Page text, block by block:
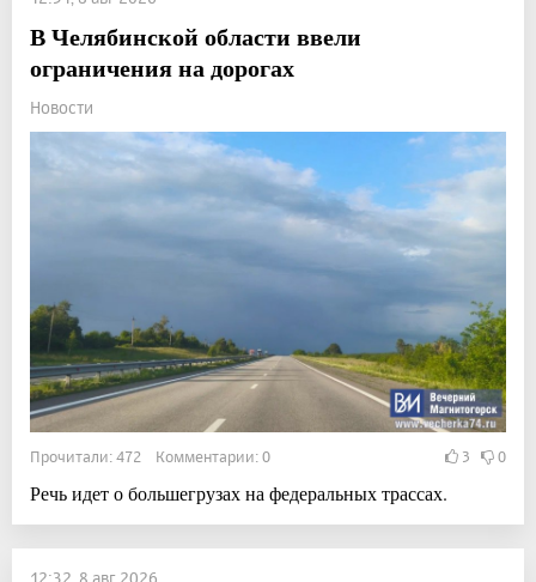
В Челябинской области ввели
ограничения на дорогах
Новости
Прочитали: 472 Комментарии: 0 3 0
Речь идет о большегрузах на федеральных трассах.
12:32, 8 авг 2026